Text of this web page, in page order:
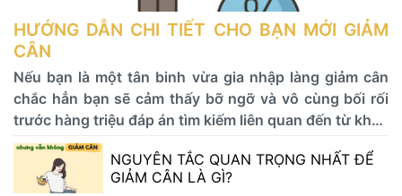
HƯỚNG DẪN CHI TIẾT CHO BẠN MỚI GIẢM
CÂN
Nếu bạn là một tân binh vừa gia nhập làng giảm cân
chắc hẳn bạn sẽ cảm thấy bỡ ngỡ và vô cùng bối rối
trước hàng triệu đáp án tìm kiếm liên quan đến từ khóa
"GIẢM CÂN" được hiển thị trên google. Đừng vội tụt
mood, dưới đây là cách giúp bạn bắt đầu hành trình
giảm cân một cách thông minh và hạn chế những sai
NGUYÊN TẮC QUAN TRỌNG NHẤT ĐỂ
GIẢM CÂN LÀ GÌ?